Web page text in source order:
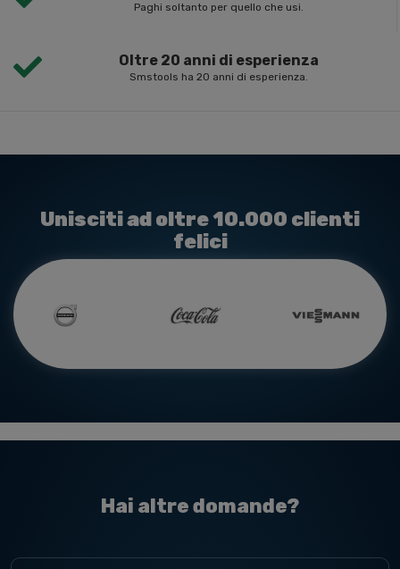
Paghi soltanto per quello che usi.
Oltre 20 anni di esperienza
Smstools ha 20 anni di esperienza.
Unisciti ad oltre 10.000 clienti
felici
Hai altre domande?